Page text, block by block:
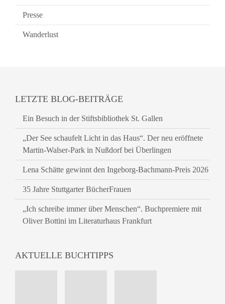
Presse
Wanderlust
LETZTE BLOG-BEITRÄGE
Ein Besuch in der Stiftsbibliothek St. Gallen
„Der See schaufelt Licht in das Haus“. Der neu eröffnete
Martin-Walser-Park in Nußdorf bei Überlingen
Lena Schätte gewinnt den Ingeborg-Bachmann-Preis 2026
35 Jahre Stuttgarter BücherFrauen
„Ich schreibe immer über Menschen“. Buchpremiere mit
Oliver Bottini im Literaturhaus Frankfurt
AKTUELLE BUCHTIPPS